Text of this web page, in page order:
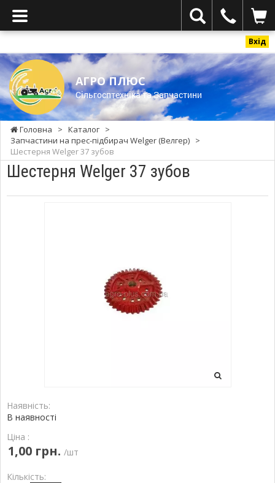
Вхід
АГРО ПЛЮС
Cільгосптехніка та Запчастини
Головна > Каталог >
Запчастини на прес-підбирач Welger (Велгер) >
Шестерня Welger 37 зубов
Шестерня Welger 37 зубов
Наявність:
В наявності
Ціна :
1,00 грн. /шт
Кількість: